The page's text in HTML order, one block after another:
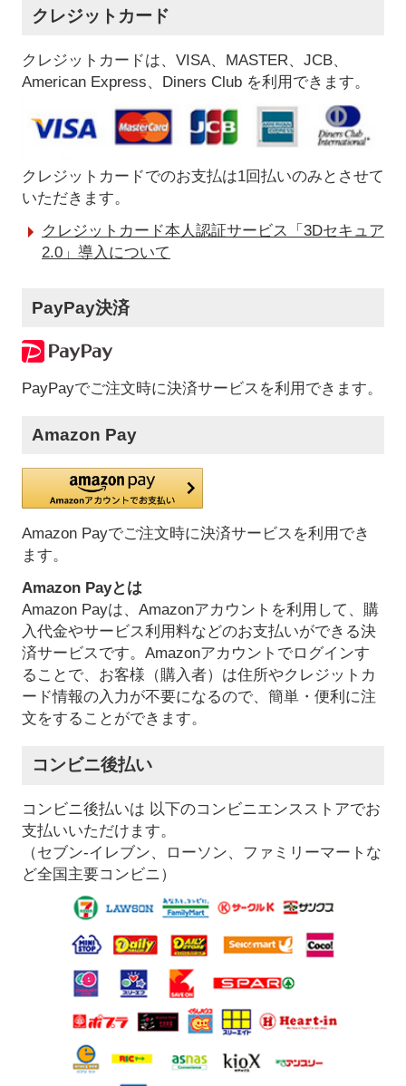
クレジットカード
クレジットカードは、VISA、MASTER、JCB、
American Express、Diners Club を利用できます。
クレジットカードでのお支払は1回払いのみとさせて
いただきます。
クレジットカード本人認証サービス「3Dセキュア
2.0」導入について
PayPay決済
PayPayでご注文時に決済サービスを利用できます。
Amazon Pay
Amazon Payでご注文時に決済サービスを利用でき
ます。
Amazon Payとは
Amazon Payは、Amazonアカウントを利用して、購
入代金やサービス利用料などのお支払いができる決
済サービスです。Amazonアカウントでログインす
ることで、お客様（購入者）は住所やクレジットカ
ード情報の入力が不要になるので、簡単・便利に注
文をすることができます。
コンビニ後払い
コンビニ後払いは 以下のコンビニエンスストアでお
支払いいただけます。
（セブン-イレブン、ローソン、ファミリーマートな
ど全国主要コンビニ）